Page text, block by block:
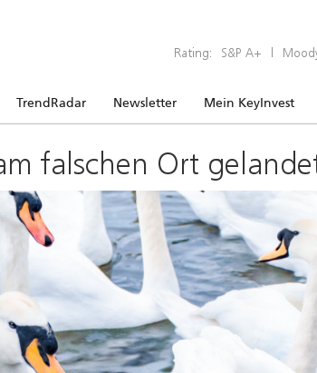
Rating: S&P A+ |
TrendRadar Newsletter Mein KeyInvest
falschen Ort